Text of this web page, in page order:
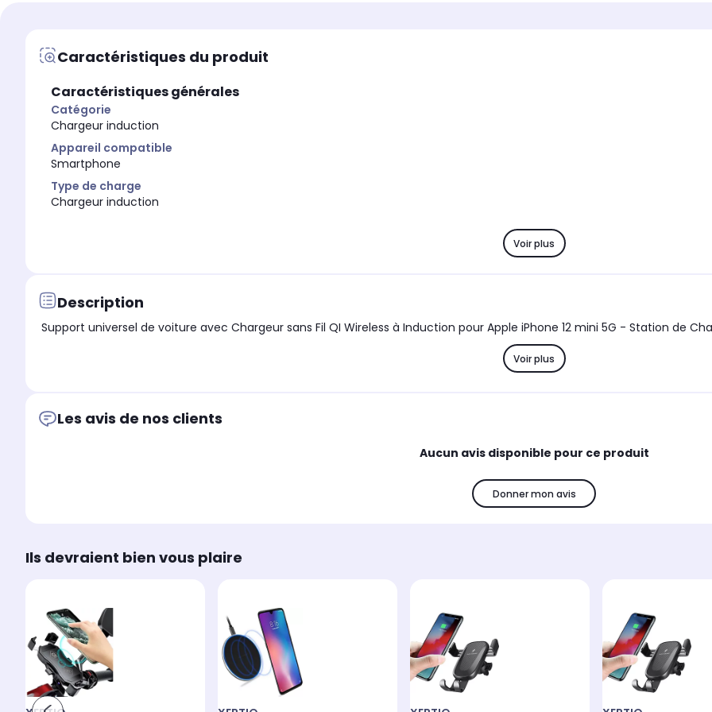
Caractéristiques du produit
Caractéristiques générales
Catégorie
Chargeur induction
Appareil compatible
Smartphone
Type de charge
Chargeur induction
Voir plus
Description
Support universel de voiture avec Chargeur sans Fil QI Wireless à Induction pour
Voir plus
Les avis de nos clients
Aucun avis disponible pour ce produit
Donner mon avis
Ils devraient bien vous plaire